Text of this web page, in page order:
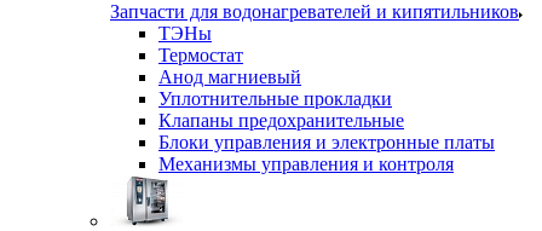
Запчасти для водонагревателей и кипятильников
ТЭНы
Термостат
Анод магниевый
Уплотнительные прокладки
Клапаны предохранительные
Блоки управления и электронные платы
Механизмы управления и контроля